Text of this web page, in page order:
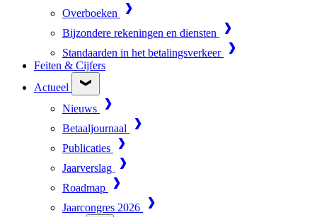
Overboeken
Bijzondere rekeningen en diensten
Standaarden in het betalingsverkeer
Feiten & Cijfers
Actueel
Nieuws
Betaaljournaal
Publicaties
Jaarverslag
Roadmap
Jaarcongres 2026